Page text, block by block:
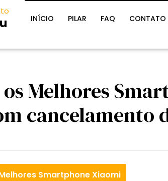
INÍCIO PILAR FAQ CONTATO
os Melhores
cancelamento
Smartphone Xiaomi